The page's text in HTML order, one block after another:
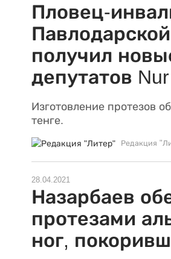
Пловец-
получил
депутатов
Изготовление протезов
тенге.
Редакция
28.04.2021
Назарбаев
протезами
ног,